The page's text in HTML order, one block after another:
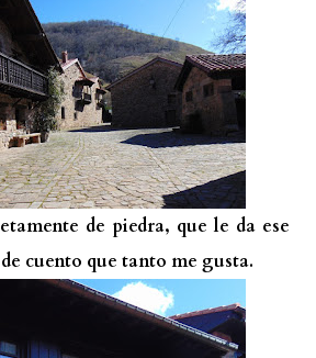
de piedra, que le da ese
cuento que tanto me gusta.